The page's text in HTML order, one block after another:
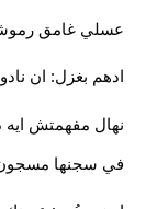
عسلي غامق
ادهم بغزل: ان
نهال مفهمتش ايه
في سجنها